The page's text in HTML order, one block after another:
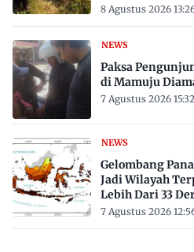
8 Agustus 2026
NEWS
Paksa
di Mamuju
7 Agustus 2026 15:32
NEWS
Gelombang
Jadi Wilayah
Lebih Dari 33
7 Agustus 2026